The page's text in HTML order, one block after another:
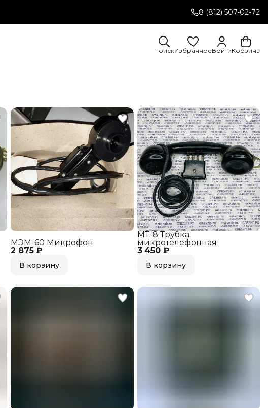
8 (812) 507-02-72
ПоискИзбранноеВойтиКорзина
2 875 ₽
МЭМ-60 Микрофон
В корзину
3 450 ₽
МТ-8 Трубка
микротелефонная
В корзину